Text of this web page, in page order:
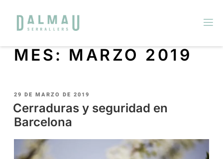
MES: MARZO 2019
29 DE MARZO DE 2019
Cerraduras y seguridad en
Barcelona